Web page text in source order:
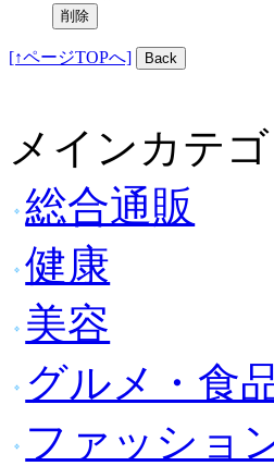
[↑ページTOPへ]
メインカテゴ
総合通販
健康
美容
グルメ・食
ファッショ